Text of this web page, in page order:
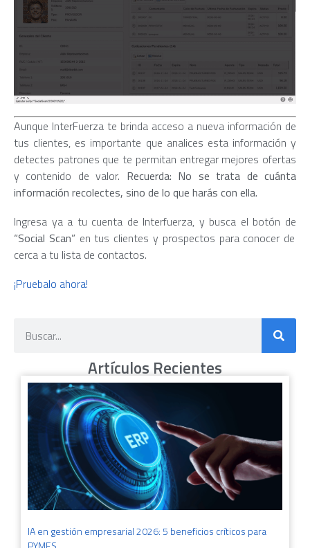
Aunque InterFuerza te brinda acceso a nueva información de
tus clientes, es importante que analices esta información y
detectes patrones que te permitan entregar mejores ofertas
y contenido de valor. Recuerda: No se trata de cuánta
información recolectes, sino de lo que harás con ella.
Ingresa ya a tu cuenta de Interfuerza, y busca el botón de
“Social Scan”en tus clientes y prospectos para conocer de
cerca a tu lista de contactos.
¡Pruebalo ahora!
Artículos Recientes
IA en gestión empresarial 2026: 5 beneficios críticos para